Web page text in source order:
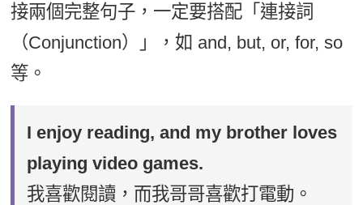
接兩個完整句子，一定要搭配「連接詞
（Conjunction）」，如 and, but, or, for, so
等。
I enjoy reading, and my brother loves
playing video games.
我喜歡閱讀，而我哥哥喜歡打電動。